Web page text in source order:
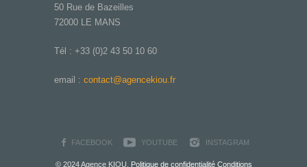
50 Rue de Bazeilles
72000 LE MANS
Tél : +33 (0)2 43 50 10 60
email : contact@agencekiou.fr
FACEBOOK YOUTUBE INSTAGRAM
© 2024 Agence KIOU. Politique de confidentialité Conditions